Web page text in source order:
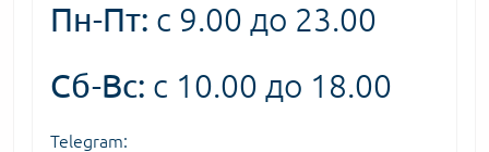
Пн-Пт: с 9.00 до 23.00
Сб-Вс: с 10.00 до 18.00
Telegram: